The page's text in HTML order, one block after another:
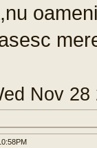
Nov